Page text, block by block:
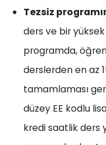
Tezsiz
ders ve bir
programda,
derslerden en az
tamamlaması
düzey EE kodlu
kredi saatlik ders